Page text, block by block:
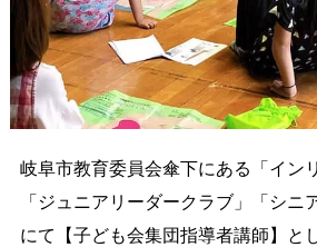
岐阜市教育委員会傘下にある「イン
「ジュニアリーダークラブ」「シニ
にて【子ども会集団指導者講師】と